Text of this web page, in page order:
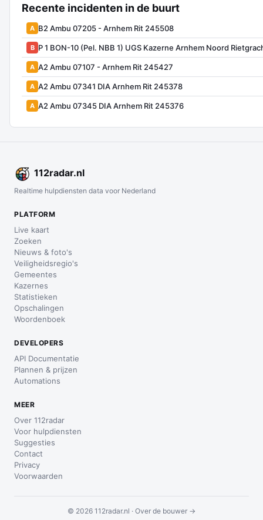
Recente incidenten in de buurt
A B2 Ambu 07205 - Arnhem Rit 245508
B P 1 BON-10 (Pel. NBB 1) UGS Kazerne Arnhem Noord
A A2 Ambu 07107 - Arnhem Rit 245427
A A2 Ambu 07341 DIA Arnhem Rit 245378
A A2 Ambu 07345 DIA Arnhem Rit 245376
112radar.nl
Realtime hulpdiensten data voor Nederland
PLATFORM
Live kaart
Zoeken
Nieuws & foto's
Veiligheidsregio's
Gemeentes
Kazernes
Statistieken
Opschalingen
Woordenboek
DEVELOPERS
API Documentatie
Plannen & prijzen
Automations
MEER
Over 112radar
Voor hulpdiensten
Suggesties
Contact
Privacy
Voorwaarden
© 2026 112radar.nl · Over de bouwer →